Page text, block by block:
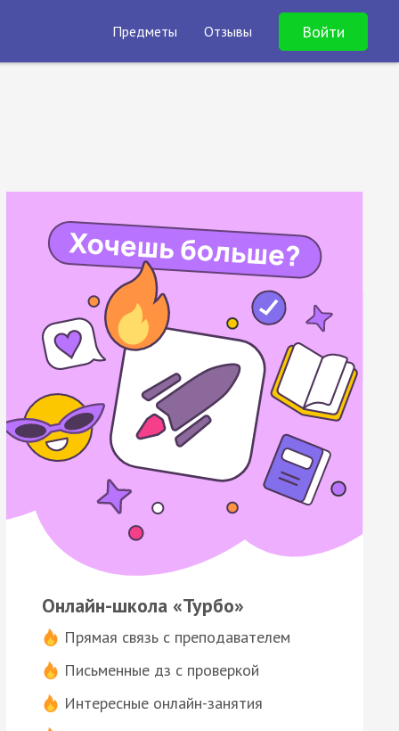
Предметы Отзывы Войти
Онлайн-школа «Турбо»
Прямая связь с преподавателем
Письменные дз с проверкой
Интересные онлайн-занятия